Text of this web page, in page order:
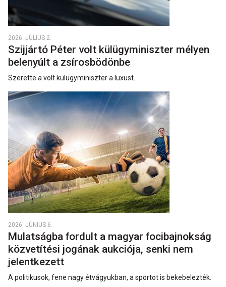
2026. JÚLIUS 2.
Szijjártó Péter volt külügyminiszter mélyen
belenyúlt a zsírosbödönbe
Szerette a volt külügyminiszter a luxust.
2026. JÚNIUS 6.
Mulatságba fordult a magyar focibajnokság
közvetítési jogának aukciója, senki nem
jelentkezett
A politikusok, fene nagy étvágyukban, a sportot is bekebelezték.